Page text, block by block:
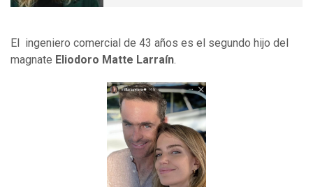
El ingeniero comercial de 43 años es el segundo hijo del
magnate Eliodoro Matte Larraín.